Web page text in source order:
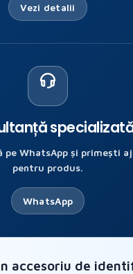
Vezi detalii
pe WhatsApp și primești
pentru produs.
WhatsApp
accesoriu de